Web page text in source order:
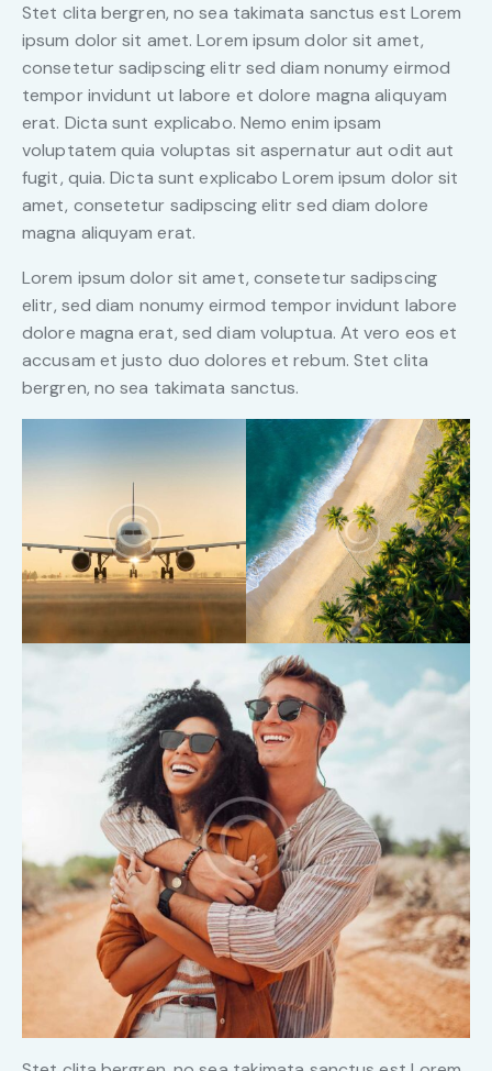
Stet clita bergren, no sea takimata sanctus est Lorem
ipsum dolor sit amet. Lorem ipsum dolor sit amet,
consetetur sadipscing elitr sed diam nonumy eirmod
tempor invidunt ut labore et dolore magna aliquyam
erat. Dicta sunt explicabo. Nemo enim ipsam
voluptatem quia voluptas sit aspernatur aut odit aut
fugit, quia. Dicta sunt explicabo Lorem ipsum dolor sit
amet, consetetur sadipscing elitr sed diam dolore
magna aliquyam erat.
Lorem ipsum dolor sit amet, consetetur sadipscing
elitr, sed diam nonumy eirmod tempor invidunt labore
dolore magna erat, sed diam voluptua. At vero eos et
accusam et justo duo dolores et rebum. Stet clita
bergren, no sea takimata sanctus.